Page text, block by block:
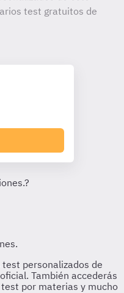
test gratuitos de